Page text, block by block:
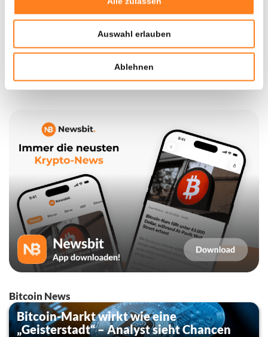
Auswahl erlauben
Ablehnen
Jetzt 10 € sichern
Sie werden weitergeleitet zu
Bitcoin News
Bitcoin-Markt wirkt wie eine
„Geisterstadt“ – Analyst sieht Chancen